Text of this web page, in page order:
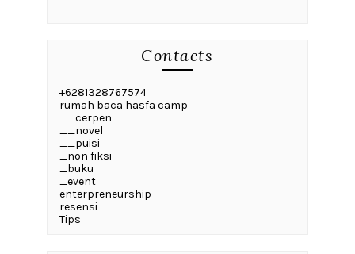
Contacts
+6281328767574
rumah baca hasfa camp
__cerpen
__novel
__puisi
_non fiksi
_buku
_event
enterpreneurship
resensi
Tips